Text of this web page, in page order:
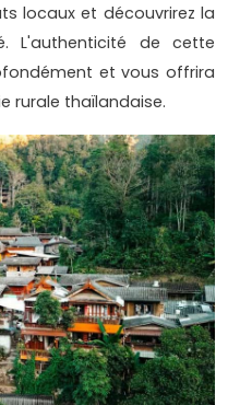
locaux et découvrirez la
L'authenticité de cette
et vous offrira
rurale thaïlandaise.